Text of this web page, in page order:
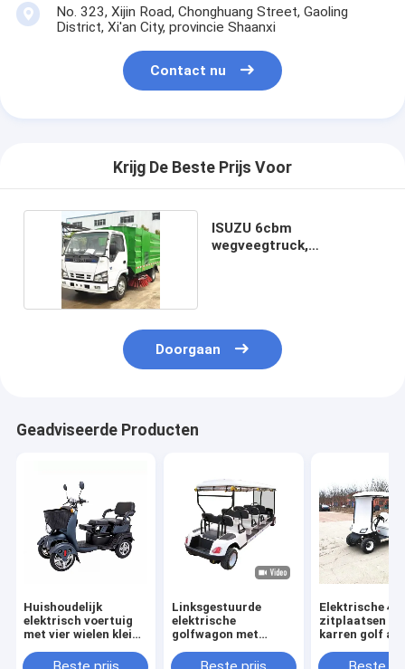
No. 323, Xijin Road, Chonghuang Street, Gaoling
District, Xi'an City, provincie Shaanxi
Contact nu
Krijg De Beste Prijs Voor
ISUZU 6cbm
wegveegtruck,
Doorgaan
Geadviseerde Producten
Huishoudelijk
elektrisch voertuig
met vier wielen kleine
voertuig met drie
Linksgestuurde
elektrische
golfwagon met
zitplaatsen
Elektrische 4
zitplaatsen
karren golf
aangedreven